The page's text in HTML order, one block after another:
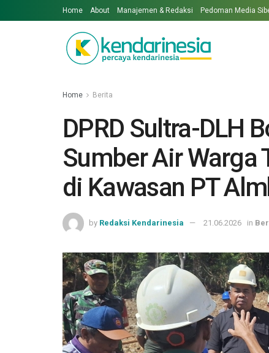
Home About Manajemen & Redaksi Pedoman Media
Home Berita
DPRD Sultra-DLH
Sumber Air Warga
di Kawasan PT
by Redaksi Kendarinesia 21.06.2026 in